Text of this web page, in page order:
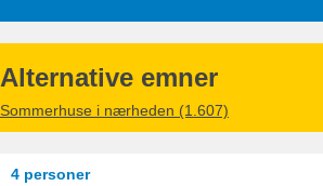
Alternative emner
Sommerhuse i nærheden (1.607)
4 personer